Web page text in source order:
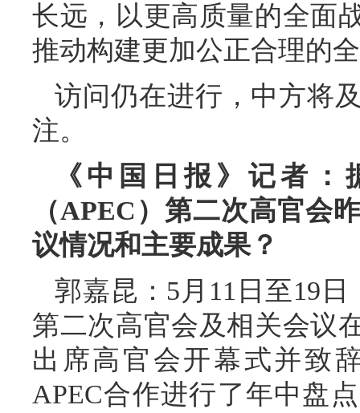
长远，以更高质量的全面
推动构建更加公正合理的
访问仍在进行，中方将
注。
《中国日报》记者：
（APEC）第二次高官会
议情况和主要成果？
郭嘉昆：5月11日至19
第二次高官会及相关会议
出席高官会开幕式并致
APEC合作进行了年中盘